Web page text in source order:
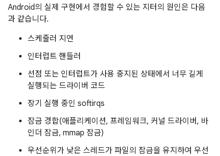
Android의 실제 구현에서 경험할 수 있는 지터의 원인은 다음
과 같습니다.
스케줄러 지연
인터럽트 핸들러
선점 또는 인터럽트가 사용 중지된 상태에서 너무 길게
실행되는 드라이버 코드
장기 실행 중인 softirqs
잠금 경합(애플리케이션, 프레임워크, 커널 드라이버, 바
인더 잠금, mmap 잠금)
우선순위가 낮은 스레드가 파일의 잠금을 유지하여 우선